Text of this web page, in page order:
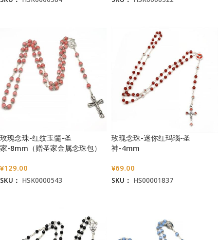
玫瑰念珠-红纹玉髓-圣
家-8mm（赠圣家金属念珠包）
¥129.00
SKU： HSK0000543
玫瑰念珠-迷你红玛瑙-圣
神-4mm
¥69.00
SKU： HS00001837